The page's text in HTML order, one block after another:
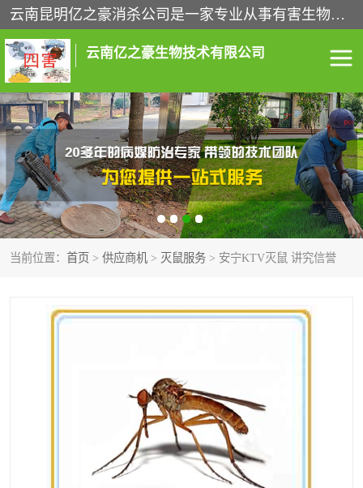
云南昆明亿之豪消杀公司是一家专业从事有害生物防治综合治理的公司，治理服务包括：灭鼠,杀虫,除虫,除蟑螂,白蚁防治,消杀等；安全环保,快速上门,价格透明,完善的售后服务,不影响您的生活工作。
云南亿之豪生物技术有限公司
当前位置： 首页 > 供应商机 > 灭鼠服务 > 安宁KTV灭鼠 讲究信誉
灭鼠服务 杀虫服务
除虫服务 除蟑螂服务
白蚁防治服务 消杀服务
昆明灭老鼠 昆明灭蟑螂